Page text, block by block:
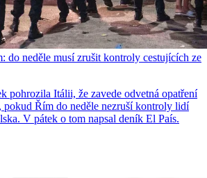
do neděle musí zrušit kontroly cestujících ze
pohrozila Itálii, že zavede odvetná opatření
pokud Řím do neděle nezruší kontroly lidí
V pátek o tom napsal deník El País.